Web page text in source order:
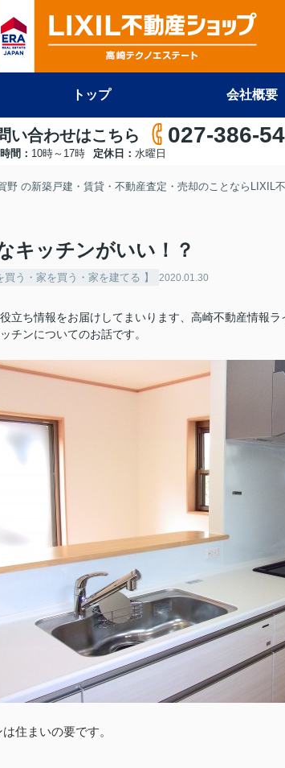
トップ 会社概要
い合わせはこちら 027-386-
間： 10時～17時 定休日： 水曜日
野 の新築戸建・賃貸・不動産査定・売却のことならLIXIL
キッチンがいい！？
買う・家を買う・家を建てる 】 2020.01.30
立ち情報をお届けしてまいります、高崎不動産情報ラ
チンについてのお話です。
住まいの要です。